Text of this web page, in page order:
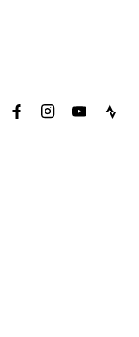
facebookinstagramyoutube